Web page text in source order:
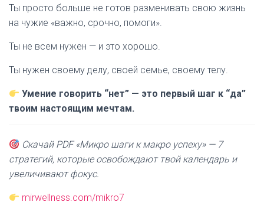
Ты просто больше не готов разменивать свою жизнь
на чужие «важно, срочно, помоги».
Ты не всем нужен — и это хорошо.
Ты нужен своему делу, своей семье, своему телу.
Умение говорить “нет” — это первый шаг к “да”
твоим настоящим мечтам.
Скачай PDF «Микро шаги к макро успеху» — 7
стратегий, которые освобождают твой календарь и
увеличивают фокус.
mirwellness.com/mikro7